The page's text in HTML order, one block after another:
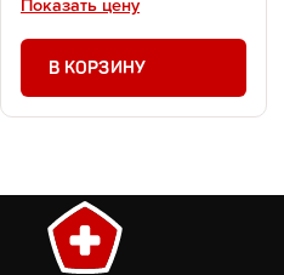
Показать цену
В КОРЗИНУ